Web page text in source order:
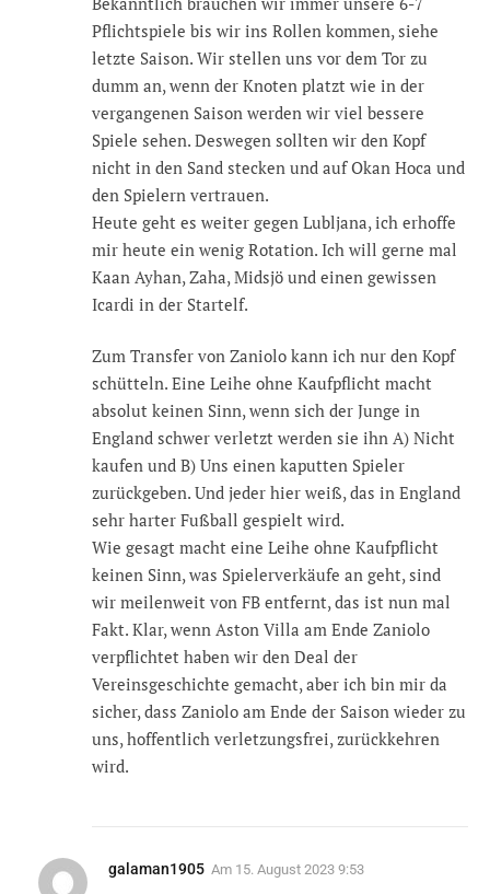
Pflichtspiele bis wir ins Rollen kommen, siehe
letzte Saison. Wir stellen uns vor dem Tor zu
dumm an, wenn der Knoten platzt wie in der
vergangenen Saison werden wir viel bessere
Spiele sehen. Deswegen sollten wir den Kopf
nicht in den Sand stecken und auf Okan Hoca und
den Spielern vertrauen.
Heute geht es weiter gegen Lubljana, ich erhoffe
mir heute ein wenig Rotation. Ich will gerne mal
Kaan Ayhan, Zaha, Midsjö und einen gewissen
Icardi in der Startelf.
Zum Transfer von Zaniolo kann ich nur den Kopf
schütteln. Eine Leihe ohne Kaufpflicht macht
absolut keinen Sinn, wenn sich der Junge in
England schwer verletzt werden sie ihn A) Nicht
kaufen und B) Uns einen kaputten Spieler
zurückgeben. Und jeder hier weiß, das in England
sehr harter Fußball gespielt wird.
Wie gesagt macht eine Leihe ohne Kaufpflicht
keinen Sinn, was Spielerverkäufe an geht, sind
wir meilenweit von FB entfernt, das ist nun mal
Fakt. Klar, wenn Aston Villa am Ende Zaniolo
verpflichtet haben wir den Deal der
Vereinsgeschichte gemacht, aber ich bin mir da
sicher, dass Zaniolo am Ende der Saison wieder zu
uns, hoffentlich verletzungsfrei, zurückkehren
wird.
galaman1905 Am 15. August 2023 9:53